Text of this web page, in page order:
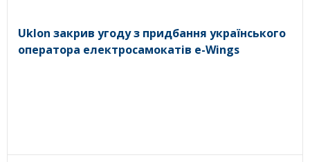
Uklon закрив угоду з придбання українського
оператора електросамокатів e-Wings